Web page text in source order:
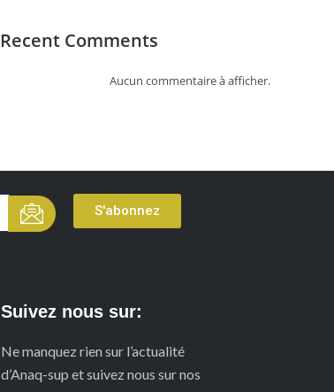
Recent Comments
Aucun commentaire à afficher.
S'abonnez
Suivez nous sur:
Ne manquez rien sur l’actualité
d’Anaq-sup et suivez nous sur nos